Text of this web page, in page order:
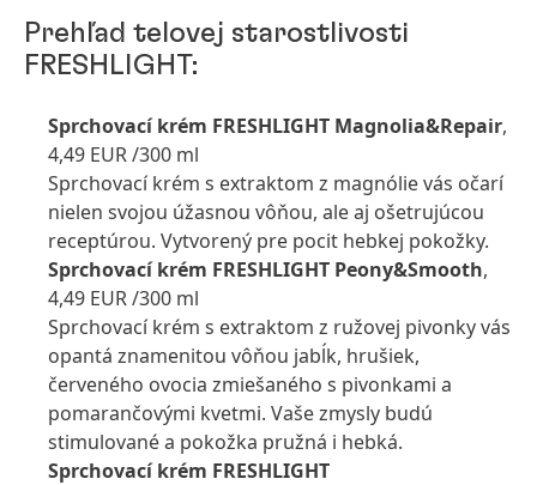
Prehľad telovej starostlivosti
FRESHLIGHT:
Sprchovací krém FRESHLIGHT Magnolia&Repair,
4,49 EUR /300 ml
Sprchovací krém s extraktom z magnólie vás očarí
nielen svojou úžasnou vôňou, ale aj ošetrujúcou
receptúrou. Vytvorený pre pocit hebkej pokožky.
Sprchovací krém FRESHLIGHT Peony&Smooth,
4,49 EUR /300 ml
Sprchovací krém s extraktom z ružovej pivonky vás
opantá znamenitou vôňou jabĺk, hrušiek,
červeného ovocia zmiešaného s pivonkami a
pomarančovými kvetmi. Vaše zmysly budú
stimulované a pokožka pružná i hebká.
Sprchovací krém FRESHLIGHT